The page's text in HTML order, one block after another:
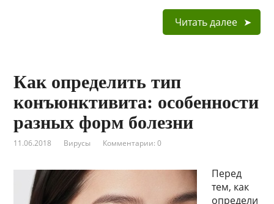
Читать далее
Как определить тип
конъюнктивита: особенности
разных форм болезни
11.06.2018 Вирусы Комментарии: 0
Перед
тем, как
определи